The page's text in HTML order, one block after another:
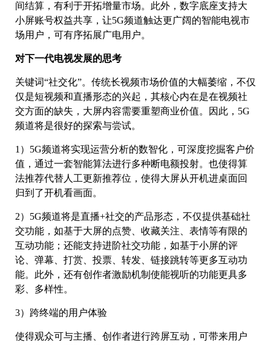
间结算，有利于开拓增量市场。此外，数字底座支持大
小屏账号权益共享，让5G频道触达更广阔的智能电视市
场用户，可有序拓展广电用户。
对下一代电视发展的思考
关键词“社交化”。传统长视频市场价值的大幅萎缩，不仅
仅是短视频和直播形态的兴起，其核心内在是在视频社
交方面的缺失，大屏内容需要重塑商业价值。因此，5G
频道将是很好的探索与尝试。
1）5G频道将实现运营分析的数智化，可深度挖掘客户价
值，通过一套智能算法进行多种断电额投射。也使得算
法推荐代替人工更新推荐位，使得大屏从开机进桌面回
归到了开机看画面。
2）5G频道将是直播+社交的产品形态，不仅提供基础社
交功能，如基于大屏的点赞、收藏关注、表情等有限的
互动功能；还能支持进阶社交功能，如基于小屏的评
论、弹幕、打赏、投票、转发、链接跳转等更多互动功
能。此外，还有创作者激励机制使能视听的功能更具多
彩、多样性。
3）跨终端的用户体验
使得观众可与主播、创作者进行跨屏互动，可带来用户